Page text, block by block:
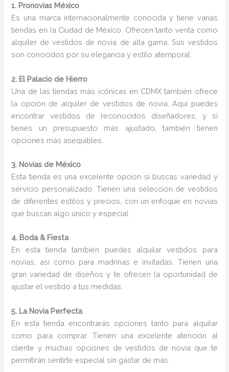
1. Pronovias México
Es una marca internacionalmente conocida y tiene varias
tiendas en la Ciudad de México. Ofrecen tanto venta como
alquiler de vestidos de novia de alta gama. Sus vestidos
son conocidos por su elegancia y estilo atemporal.
2. El Palacio de Hierro
Una de las tiendas más icónicas en CDMX también ofrece
la opción de alquiler de vestidos de novia. Aquí puedes
encontrar vestidos de reconocidos diseñadores, y si
tienes un presupuesto más ajustado, también tienen
opciones más asequibles.
3. Novias de México
Esta tienda es una excelente opción si buscas variedad y
servicio personalizado. Tienen una selección de vestidos
de diferentes estilos y precios, con un enfoque en novias
que buscan algo único y especial.
4. Boda & Fiesta
En esta tienda también puedes alquilar vestidos para
novias, así como para madrinas e invitadas. Tienen una
gran variedad de diseños y te ofrecen la oportunidad de
ajustar el vestido a tus medidas.
5. La Novia Perfecta
En esta tienda encontrarás opciones tanto para alquilar
como para comprar. Tienen una excelente atención al
cliente y muchas opciones de vestidos de novia que te
permitirán sentirte especial sin gastar de más.